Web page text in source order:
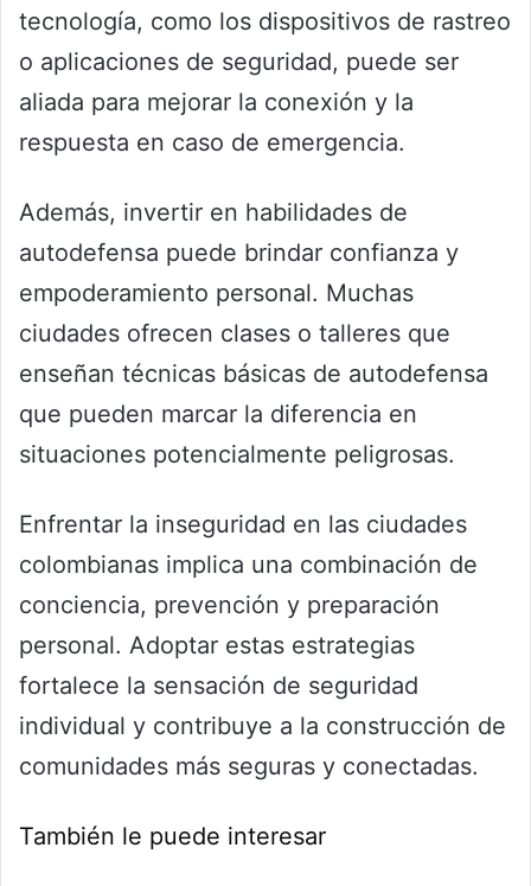
tecnología, como los dispositivos de rastreo
o aplicaciones de seguridad, puede ser
aliada para mejorar la conexión y la
respuesta en caso de emergencia.
Además, invertir en habilidades de
autodefensa puede brindar confianza y
empoderamiento personal. Muchas
ciudades ofrecen clases o talleres que
enseñan técnicas básicas de autodefensa
que pueden marcar la diferencia en
situaciones potencialmente peligrosas.
Enfrentar la inseguridad en las ciudades
colombianas implica una combinación de
conciencia, prevención y preparación
personal. Adoptar estas estrategias
fortalece la sensación de seguridad
individual y contribuye a la construcción de
comunidades más seguras y conectadas.
También le puede interesar